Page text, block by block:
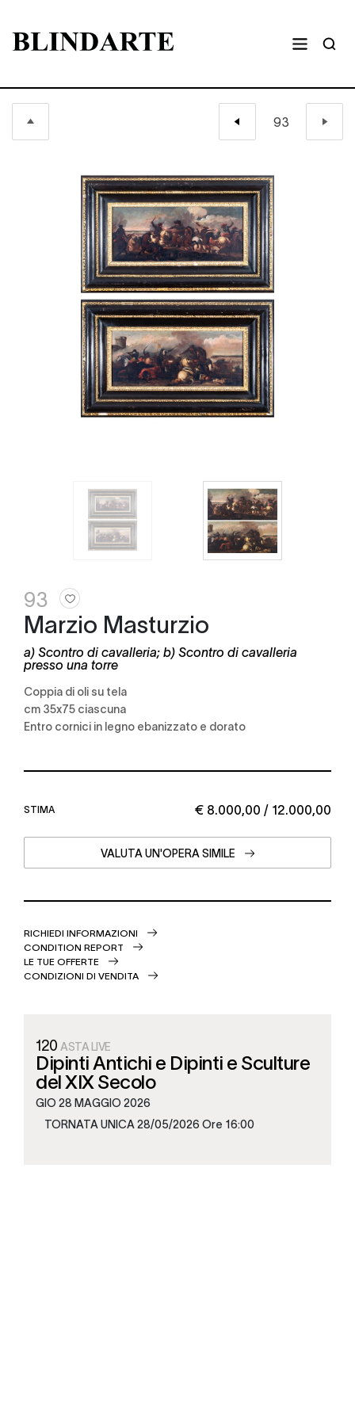
93
Marzio Masturzio
a) Scontro di cavalleria; b) Scontro di cavalleria
presso una torre
coppia di oli su tela
cm 35x75 ciascuna
entro cornici in legno ebanizzato e dorato
€ 8.000,00 / 12.000,00
STIMA
VALUTA UN'OPERA SIMILE
RICHIEDI INFORMAZIONI
CONDITION REPORT
LE TUE OFFERTE
CONDIZIONI DI VENDITA
120 ASTA LIVE
Dipinti Antichi e Dipinti e Sculture
del XIX Secolo
GIO 28 MAGGIO 2026
TORNATA UNICA 28/05/2026 Ore 16:00